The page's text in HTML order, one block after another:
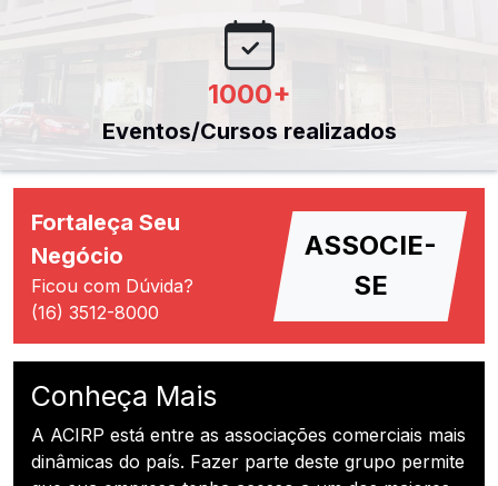
1000+
Eventos/Cursos realizados
Fortaleça Seu
Negócio
Ficou com Dúvida?
(16) 3512-8000
ASSOCIE-
SE
Conheça Mais
A ACIRP está entre as associações comerciais mais
dinâmicas do país. Fazer parte deste grupo permite